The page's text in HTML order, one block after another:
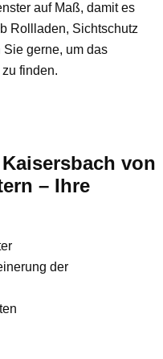
auf Maß, damit es
Rollladen, Sichtschutz
gerne, um das
finden.
von
– Ihre
der